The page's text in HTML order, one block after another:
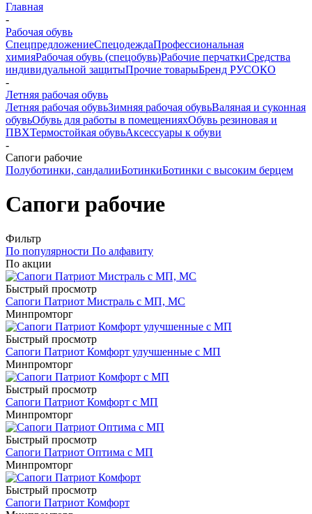
Главная
-
Рабочая обувь
СпецпредложениеСпецодеждаПрофессиональная
химияРабочая обувь (спецобувь)Рабочие перчаткиСредства
индивидуальной защитыПрочие товарыБренд РУСОКО
-
Летняя рабочая обувь
Летняя рабочая обувьЗимняя рабочая обувьВаляная и суконная
обувьОбувь для работы в помещенияхОбувь резиновая и
ПВХТермостойкая обувьАксессуары к обуви
-
Сапоги рабочие
Полуботинки, сандалииБотинкиБотинки с высоким берцем
Сапоги рабочие
Фильтр
По популярности По алфавиту
По акции
Быстрый просмотр
Сапоги Патриот Мистраль с МП, МС
Минпромторг
Быстрый просмотр
Сапоги Патриот Комфорт улучшенные с МП
Минпромторг
Быстрый просмотр
Сапоги Патриот Комфорт с МП
Минпромторг
Быстрый просмотр
Сапоги Патриот Оптима с МП
Минпромторг
Быстрый просмотр
Сапоги Патриот Комфорт